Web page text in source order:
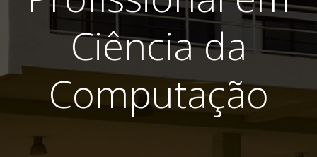
Ciência da
Computação